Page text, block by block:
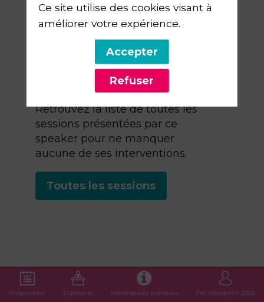
sessions
Retrouvez la liste de toutes les
sessions présentées par ce
speaker pour ne manquer
aucune de ses interventions.
Toutes les sessions
Programme Exposants Informations pratiques Pré-inscription 2026
Ce site utilise des cookies visant à
améliorer votre expérience.
Accepter
Refuser